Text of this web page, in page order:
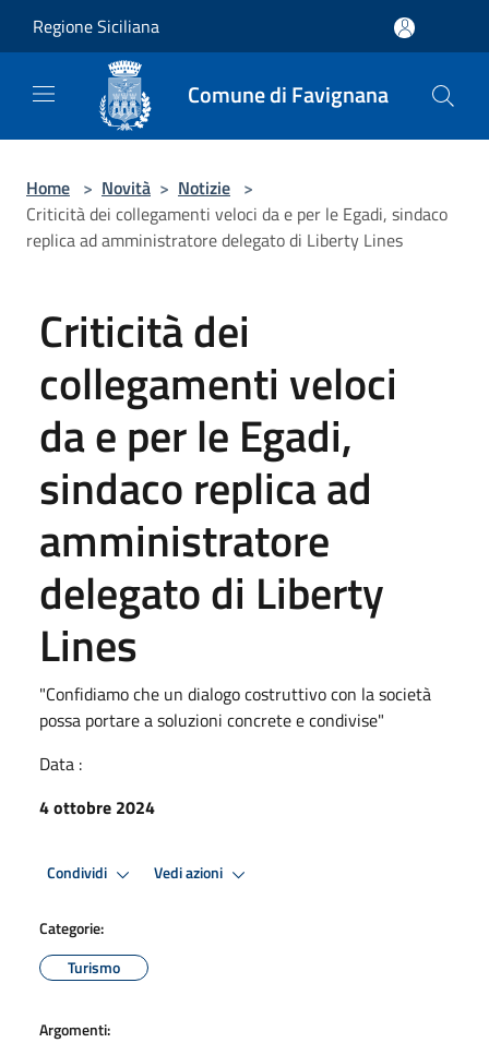
Regione Siciliana
Comune di Favignana
Home > Novità > Notizie >
Criticità dei collegamenti veloci da e per le Egadi, sindaco
replica ad amministratore delegato di Liberty Lines
Criticità dei
collegamenti veloci
da e per le Egadi,
sindaco replica ad
amministratore
delegato di Liberty
Lines
"Confidiamo che un dialogo costruttivo con la società
possa portare a soluzioni concrete e condivise"
Data :
4 ottobre 2024
Condividi Vedi azioni
Categorie:
Turismo
Argomenti: